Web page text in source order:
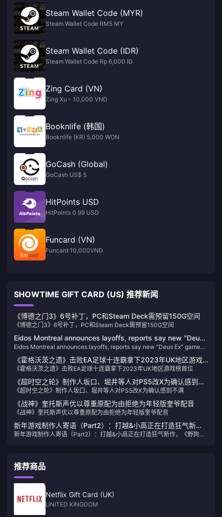
Steam Wallet Code (MYR)
Steam Wallet Code RM5 MY
Steam Wallet Code (IDR)
Steam Wallet Code Rp 6,000 ID
Zing Card (VN)
Zing Xu - 10,000 VND
Booknlife (韩国)
Booknlife (KR) 5,000 WON
GoCash (Global)
GoCash US$ 5
HitPoints USD
HitPoints 0.99 USD
Funcard (VN)
Funcard 10,000VND
SHOWTIME GIFT CARD (US) 推荐新闻
《博德之门3》6号补丁，PC和Steam Deck需预留150G空间
《博德之门3》6号补丁，PC和Steam Deck需预留150G空间
Eidos Montreal announces layoffs, reports say new "Deus
Ex" game has been canceled
Eidos Montreal announces layoffs, reports say new "Deus Ex" game
has been canceled
《霍格沃茨之遗》击败EA足球十连霸拿下2023年UK地区游戏
榜首位
《霍格沃茨之遗》击败EA足球十连霸拿下2023年UK地区游戏榜首位
《超时空之轮》制作人坂口、堀井等人对PS5改X为确认感到不
满
《超时空之轮》制作人坂口、堀井等人对PS5改X为确认感到不满
《战神》奎托斯声优以尊重原配为由拒绝为年轻版奎爷配音
《战神》奎托斯声优以尊重原配为由拒绝为年轻版奎爷配音
新年游戏制作人寄语（Part2）：打越&小高正在打造狂气新
作，《野狗子》即将开始宣发
新年游戏制作人寄语（Part2）：打越&小高正在打造狂气新作，《野狗
推荐商品
Netflix Gift Card (UK)
UNITED KINGDOM